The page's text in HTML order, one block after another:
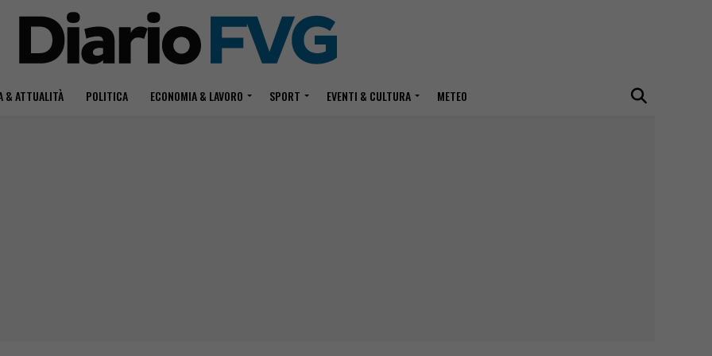
& ATTUALITÀ POLITICA ECONOMIA & LAVORO SPORT EVENTI & CULTURA METEO